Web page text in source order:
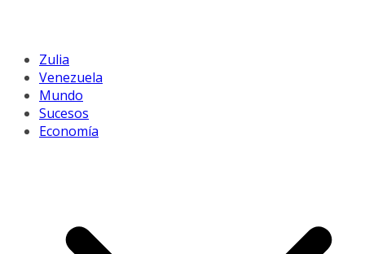
Zulia
Venezuela
Mundo
Sucesos
Economía